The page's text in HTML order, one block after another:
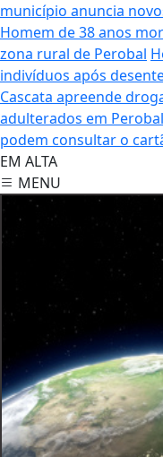
município anuncia
Homem de 38 anos
zona rural de Perobal
indivíduos após
Cascata apreende
adulterados em Perobal
podem consultar o
EM ALTA
MENU